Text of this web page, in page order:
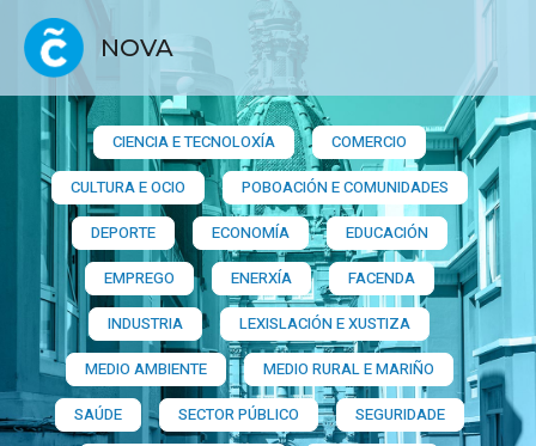
NOVA
CIENCIA E TECNOLOXÍA
COMERCIO
CULTURA E OCIO
POBOACIÓN E COMUNIDADES
DEPORTE
ECONOMÍA
EDUCACIÓN
EMPREGO
ENERXÍA
FACENDA
INDUSTRIA
LEXISLACIÓN E XUSTIZA
MEDIO AMBIENTE
MEDIO RURAL E MARIÑO
SAÚDE
SECTOR PÚBLICO
SEGURIDADE